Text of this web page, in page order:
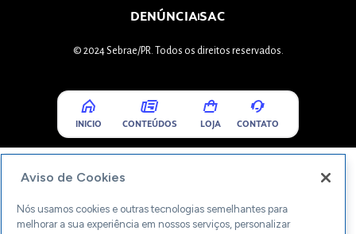
DENÚNCIASAC
© 2024 Sebrae/PR. Todos os direitos reservados.
INICIO CONTEÚDOS LOJA CONTATO
Aviso de Cookies
Nós usamos cookies e outras tecnologias semelhantes para
melhorar a sua experiência em nossos serviços, personalizar